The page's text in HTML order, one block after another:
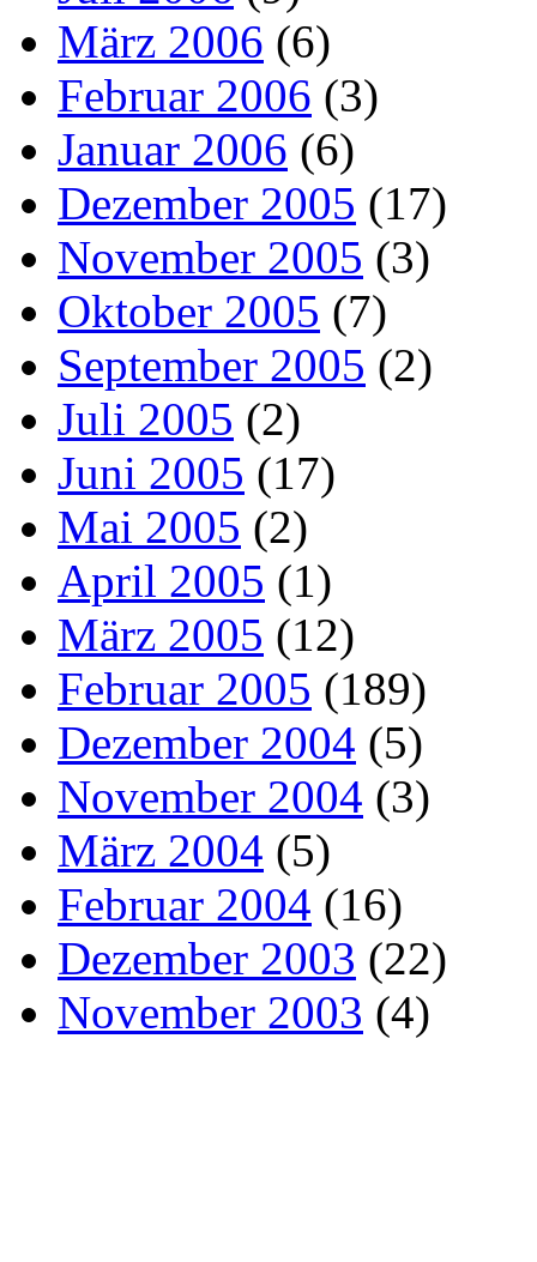
März 2006 (6)
Februar 2006 (3)
Januar 2006 (6)
Dezember 2005 (17)
November 2005 (3)
Oktober 2005 (7)
September 2005 (2)
Juli 2005 (2)
Juni 2005 (17)
Mai 2005 (2)
April 2005 (1)
März 2005 (12)
Februar 2005 (189)
Dezember 2004 (5)
November 2004 (3)
März 2004 (5)
Februar 2004 (16)
Dezember 2003 (22)
November 2003 (4)